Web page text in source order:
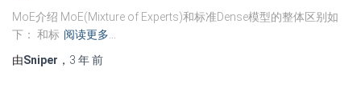
MoE介绍 MoE(Mixture of Experts)和标准Dense模型的整体区别如
下： 和标 阅读更多…
由Sniper ， 3 年前